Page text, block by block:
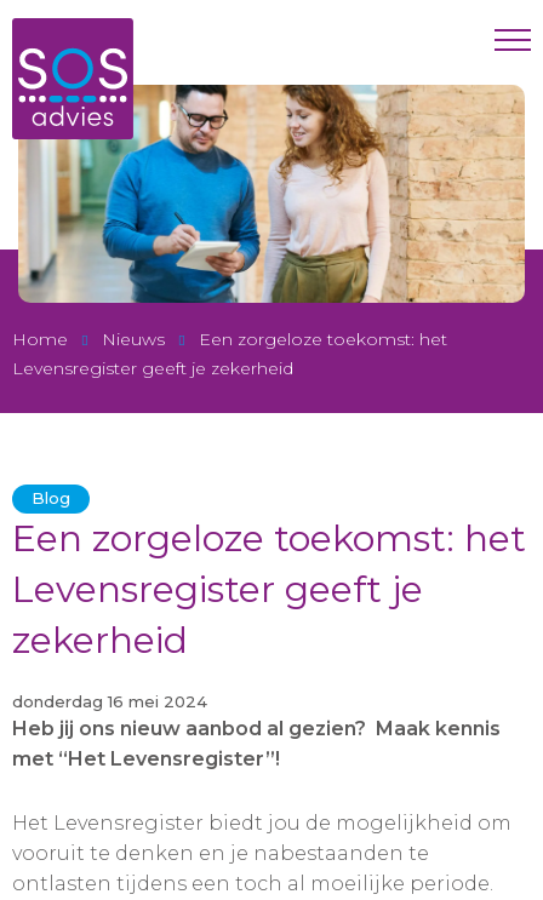
Home Nieuws
Een zorgeloze toekomst: het
Levensregister geeft je zekerheid
Blog
Een zorgeloze toekomst: het
Levensregister geeft je
zekerheid
donderdag 16 mei 2024
Heb jij ons nieuw aanbod al gezien? Maak kennis
met “Het Levensregister”!
Het Levensregister biedt jou de mogelijkheid om
vooruit te denken en je nabestaanden te
ontlasten tijdens een toch al moeilijke periode.